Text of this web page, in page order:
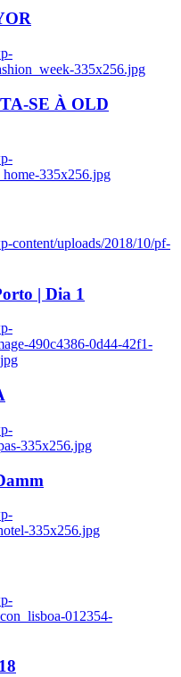
335x256.jpg
SE À OLD
335x256.jpg
content/uploads/2018/10/pf-
| Dia 1
490c4386-0d44-42f1-
335x256.jpg
335x256.jpg
012354-